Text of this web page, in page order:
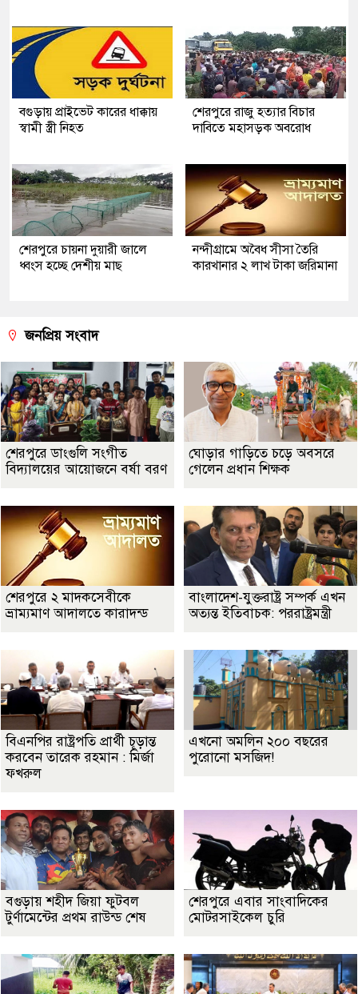
বগুড়ায় প্রাইভেট কারের ধাক্কায়
স্বামী স্ত্রী নিহত
শেরপুরে রাজু হত্যার বিচার
দাবিতে মহাসড়ক অবরোধ
শেরপুরে চায়না দুয়ারী জালে
ধ্বংস হচ্ছে দেশীয় মাছ
নন্দীগ্রামে অবৈধ সীসা তৈরি
কারখানার ২ লাখ টাকা জরিমানা
জনপ্রিয় সংবাদ
শেরপুরে ডাংগুলি সংগীত
বিদ্যালয়ের আয়োজনে বর্ষা বরণ
ঘোড়ার গাড়িতে চড়ে অবসরে
গেলেন প্রধান শিক্ষক
শেরপুরে ২ মাদকসেবীকে
ভ্রাম্যমাণ আদালতে কারাদন্ড
বাংলাদেশ-যুক্তরাষ্ট্র সম্পর্ক এখন
অত্যন্ত ইতিবাচক: পররাষ্ট্রমন্ত্রী
বিএনপির রাষ্ট্রপতি প্রার্থী চূড়ান্ত
করবেন তারেক রহমান : মির্জা
ফখরুল
এখনো অমলিন ২০০ বছরের
পুরোনো মসজিদ!
বগুড়ায় শহীদ জিয়া ফুটবল
টুর্ণামেন্টের প্রথম রাউন্ড শেষ
শেরপুরে এবার সাংবাদিকের
মোটরসাইকেল চুরি